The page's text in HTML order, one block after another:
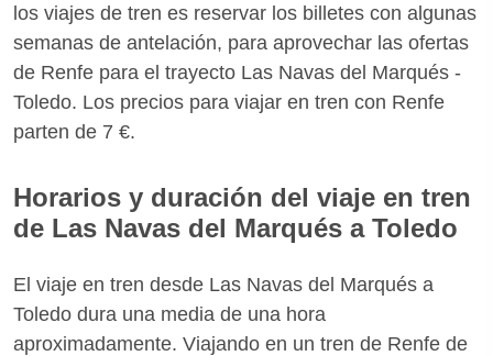
los viajes de tren es reservar los billetes con algunas
semanas de antelación, para aprovechar las ofertas
de Renfe para el trayecto Las Navas del Marqués -
Toledo. Los precios para viajar en tren con Renfe
parten de 7 €.
Horarios y duración del viaje en tren
de Las Navas del Marqués a Toledo
El viaje en tren desde Las Navas del Marqués a
Toledo dura una media de una hora
aproximadamente. Viajando en un tren de Renfe de